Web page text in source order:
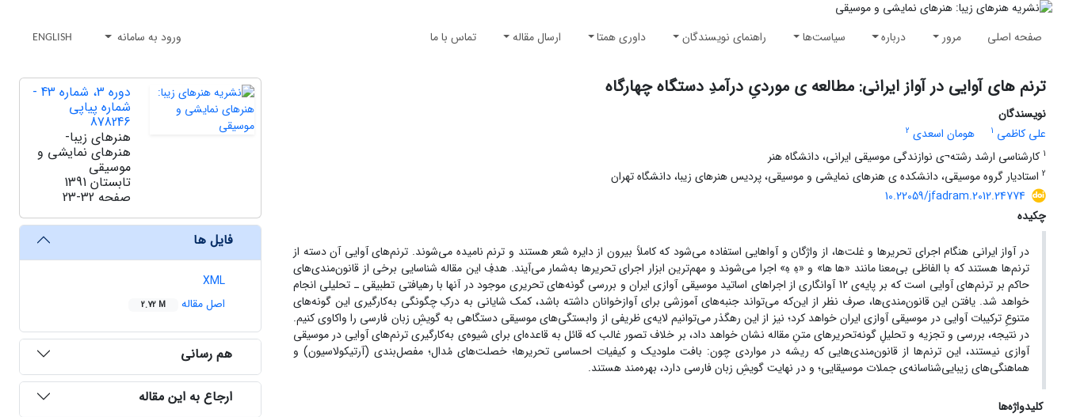
صفحه اصلی مرور درباره سیاست‌ها راهنمای نویسندگان داوری همتا ارسال مقاله تماس با ما ورود به سامانه ENGLISH
ترنم های آوایی در آواز ایرانی: مطالعه ی موردیِ درآمدِ دستگاه چهارگاه
نویسندگان
علی کاظمی 1 هومان اسعدی 2
1 کارشناسی ارشد رشته¬ی نوازندگی موسیقی ایرانی، دانشگاه هنر
2 استادیار گروه موسیقی، دانشکده ی هنرهای نمایشی و موسیقی، پردیس هنرهای زیبا، دانشگاه تهران
10.22059/jfadram.2012.24774
چکیده
در آواز ایرانی هنگام اجرای تحریرها و غلت‌ها، از واژگان و آواهایی استفاده می‌شود که کاملاً بیرون از دایره شعر هستند و ترنم نامیده می‌شوند. ترنم‌های آوایی آن دسته از
ترنم‌ها هستند که با الفاظی بی‌معنا مانند «ها ها» و «هِ هِ» اجرا می‌شوند و مهم‌ترین ابزار اجرای تحریرها به‌شمار می‌آیند. هدفِ این مقاله شناسایی برخی از قانون‌مندی‌های
حاکم بر ترنم‌های آوایی است که بر پایه‌ی 12 آوانگاری از اجراهای اساتید موسیقی آوازی ایران و بررسی گونه‌های تحریری موجود در آنها با رهیافتی تطبیقی ـ تحلیلی انجام
خواهد شد. یافتن این قانون‌مندی‌ها، صرف نظر از این‌که می‌تواند جنبه‌های آموزشی برای آوازخوانان داشته باشد، کمک شایانی به درکِ چگونگی به‌کارگیری این گونه‌های
متنوعِ ترکیبات آوایی در موسیقی آوازی ایران خواهد کرد؛ نیز از این رهگذر می‌توانیم لایه‌ی ظریفی از وابستگی‌های موسیقی دستگاهی به گویشِ زبان فارسی را واکاوی کنیم.
در نتیجه، بررسی و تجزیه و تحلیلِ گونه‌تحریرهای متنِ مقاله نشان خواهد داد، بر خلاف تصور غالب که قائل به قاعده‌ای برای شیوه‌ی به‌کارگیری ترنم‌های آوایی در موسیقی
آوازی نیستند، این ترنم‌ها از قانون‌مندی‌هایی که ریشه در مواردی چون: بافت ملودیک و کیفیات احساسی تحریرها؛ خصلت‌های مُدال؛ مفصل‌بندی (آرتیکولاسیون) و
هماهنگی‌های زیبایی‌شناسانه‌ی جملات موسیقایی؛ و در نهایت گویشِ زبان فارسی دارد، بهره‌مند هستند.
کلیدواژه‌ها
دوره 3، شماره 43 -
شماره پیاپی
878246
هنرهای زیبا-
هنرهای نمایشی و
موسیقی
تابستان 1391
صفحه 23-32
فایل ها
XML
اصل مقاله
2.72 M
هم رسانی
ارجاع به این مقاله